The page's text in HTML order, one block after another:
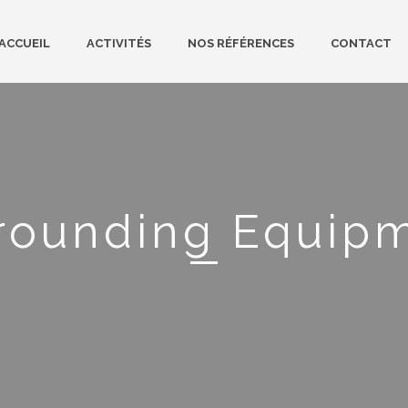
ACTIVITÉS NOS RÉFÉRENCES CONTACT